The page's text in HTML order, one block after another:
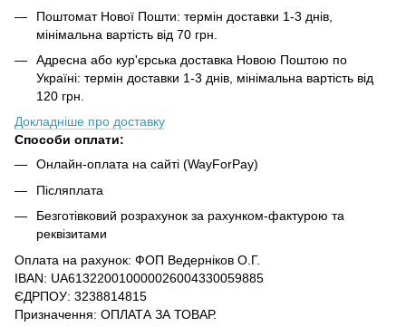
Поштомат Нової Пошти: термін доставки 1-3 днів,
мінімальна вартість від 70 грн.
Адресна або кур'єрська доставка Новою Поштою по
Україні: термін доставки 1-3 днів, мінімальна вартість від
120 грн.
Докладніше про доставку
Способи оплати:
Онлайн-оплата на сайті (WayForPay)
Післяплата
Безготівковий розрахунок за рахунком-фактурою та
реквізитами
Оплата на рахунок: ФОП Ведерніков О.Г.
IBAN: UA613220010000026004330059885
ЄДРПОУ: 3238814815
Призначення: ОПЛАТА ЗА ТОВАР.